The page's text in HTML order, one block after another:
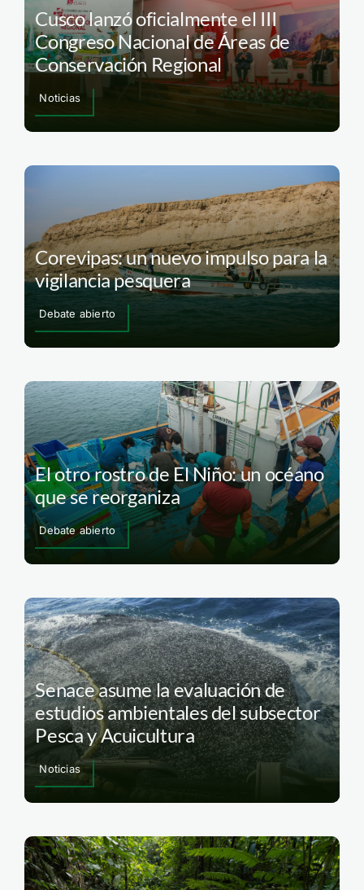
Cusco lanzó oficialmente el III
Congreso Nacional de Áreas de
Conservación Regional
Noticias
Corevipas: un nuevo impulso para la
vigilancia pesquera
Debate abierto
El otro rostro de El Niño: un océano
que se reorganiza
Debate abierto
Senace asume la evaluación de
estudios ambientales del subsector
Pesca y Acuicultura
Noticias